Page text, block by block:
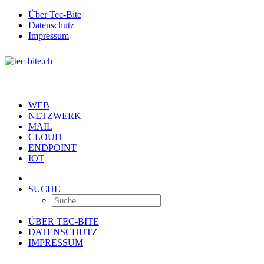
Über Tec-Bite
Datenschutz
Impressum
WEB
NETZWERK
MAIL
CLOUD
ENDPOINT
IOT
SUCHE
ÜBER TEC-BITE
DATENSCHUTZ
IMPRESSUM